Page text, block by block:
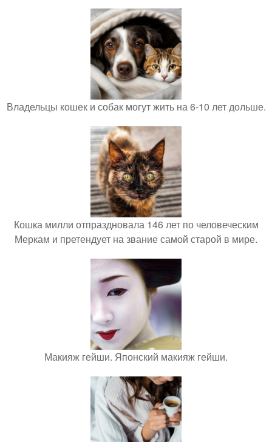
Владельцы кошек и собак могут жить на 6-10 лет дольше.
Кошка милли отпраздновала 146 лет по человеческим
Меркам и претендует на звание самой старой в мире.
Макияж гейши. Японский макияж гейши.